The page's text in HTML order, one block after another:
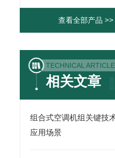
查看全部产品 >>
TECHNICAL
相关文章
组合式空调机组关键技
应用场景